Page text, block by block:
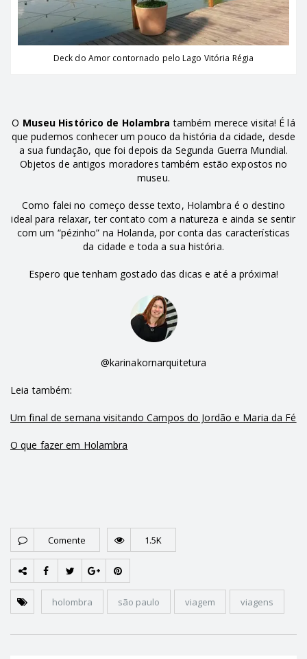
Deck do Amor contornado pelo Lago Vitória Régia
O Museu Histórico de Holambra também merece visita! É lá
que pudemos conhecer um pouco da história da cidade, desde
a sua fundação, que foi depois da Segunda Guerra Mundial.
Objetos de antigos moradores também estão expostos no
museu.
Como falei no começo desse texto, Holambra é o destino
ideal para relaxar, ter contato com a natureza e ainda se sentir
com um “pézinho” na Holanda, por conta das características
da cidade e toda a sua história.
Espero que tenham gostado das dicas e até a próxima!
@karinakornarquitetura
Leia também:
Um final de semana visitando Campos do Jordão e Maria da Fé
O que fazer em Holambra
Comente 1.5K
holombra são paulo viagem viagens